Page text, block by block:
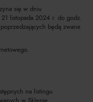
się w dniu
listopada 2024 r. do godz.
będą zwane
na listingu